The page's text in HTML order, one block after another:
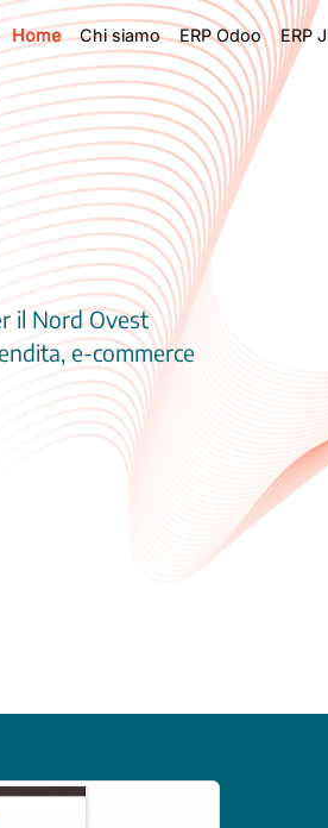
Home Chi siamo ERP Odoo ERP
il Nord Ovest
e-commerce